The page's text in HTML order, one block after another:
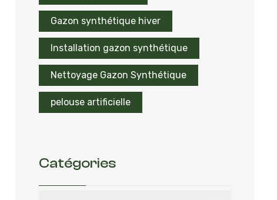
Gazon synthétique hiver
Installation gazon synthétique
Nettoyage Gazon Synthétique
pelouse artificielle
Catégories